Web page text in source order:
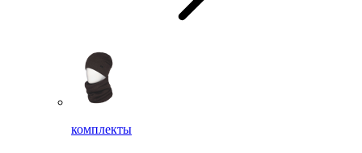
комплекты